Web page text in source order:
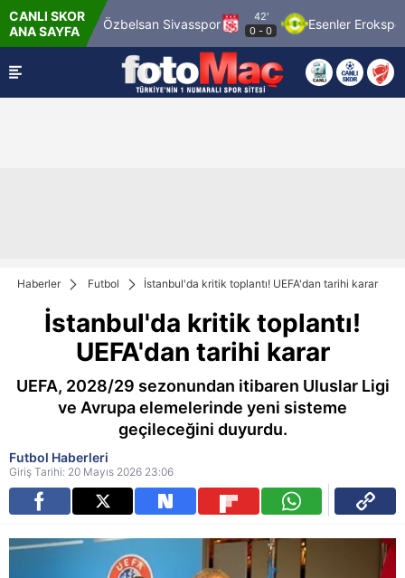
CANLI SKOR
ANA SAYFA
Spor Özbelsan Sivasspor
42'
0
0 Esenler Erokspor
Haberler Futbol İstanbul'da kritik toplantı! UEFA'dan tarihi karar
İstanbul'da kritik toplantı!
UEFA'dan tarihi karar
UEFA, 2028/29 sezonundan itibaren Uluslar Ligi
ve Avrupa elemelerinde yeni sisteme
geçileceğini duyurdu.
Futbol Haberleri
Giriş Tarihi: 20 Mayıs 2026 23:06